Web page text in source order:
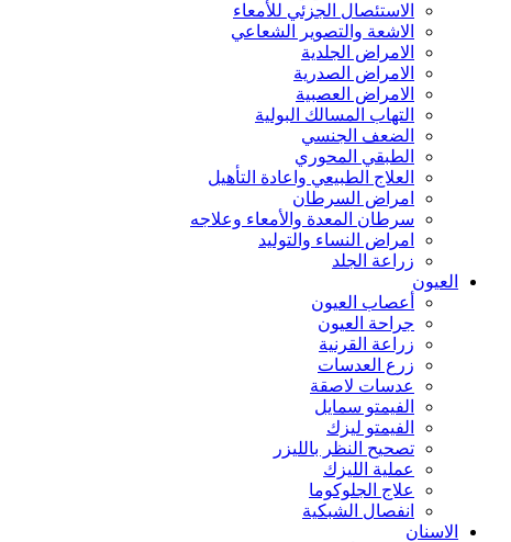
الاستئصال الجزئي للأمعاء
الاشعة والتصوير الشعاعي
الامراض الجلدية
الامراض الصدرية
الامراض العصبية
التهاب المسالك البولية
الضعف الجنسي
الطبقي المحوري
العلاج الطبيعي واعادة التأهيل
امراض السرطان
سرطان المعدة والأمعاء وعلاجه
امراض النساء والتوليد
زراعة الجلد
العيون
أعصاب العيون
جراحة العيون
زراعة القرنية
زرع العدسات
عدسات لاصقة
الفيمتو سمايل
الفيمتو ليزك
تصحيح النظر بالليزر
عملية الليزك
علاج الجلوكوما
انفصال الشبكية
الاسنان